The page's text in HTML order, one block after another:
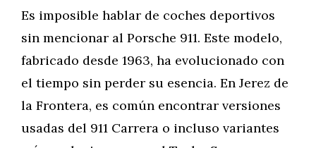
Es imposible hablar de coches deportivos
sin mencionar al Porsche 911. Este modelo,
fabricado desde 1963, ha evolucionado con
el tiempo sin perder su esencia. En Jerez de
la Frontera, es común encontrar versiones
usadas del 911 Carrera o incluso variantes